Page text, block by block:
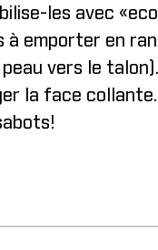
les avec «eco
à emporter en
vers le
la face